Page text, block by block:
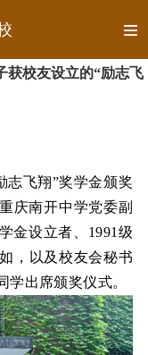
获校友设立的“励志飞
志飞翔”奖学金颁奖
庆南开中学党委副
金设立者、1991级
，以及校友会秘书
学出席颁奖仪式。